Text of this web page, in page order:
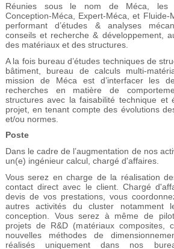
Réunies sous le nom de Méca, les
Conception-Méca, Expert-Méca, et Fluide-
performant d’études & analyses
conseils et recherche & développement,
des matériaux et des structures.
A la fois bureau d’études techniques de
bâtiment, bureau de calculs multi-
mission de Méca est d’interfacer les
recherches en matière de
structures avec la faisabilité technique et
projet, en tenant compte des évolutions
et/ou normes.
Poste
Dans le cadre de l’augmentation de nos
un(e) ingénieur calcul, chargé d'affaires.
Vous serez en charge de la réalisation
contact direct avec le client. Chargé
devis de vos prestations, vous
autres activités du cluster notamment
conception. Vous serez à même de
projets de R&D (matériaux composites,
nouvelles méthodes de
réalisés uniquement dans nos